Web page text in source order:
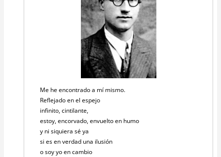
Me he encontrado a mí mismo.
Reflejado en el espejo
infinito, cintilante,
estoy, encorvado, envuelto en humo
y ni siquiera sé ya
si es en verdad una ilusión
o soy yo en cambio